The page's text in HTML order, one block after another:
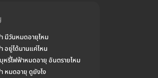
มีวันหมดอายุไหม
อยู่ได้นานแค่ไหน
หรี่ไฟฟ้าหมดอายุ อันตรายไหม
หมดอายุ ดูยังไง